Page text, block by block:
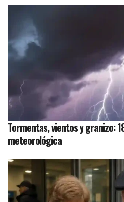
Tormentas, vientos y granizo:
meteorológica